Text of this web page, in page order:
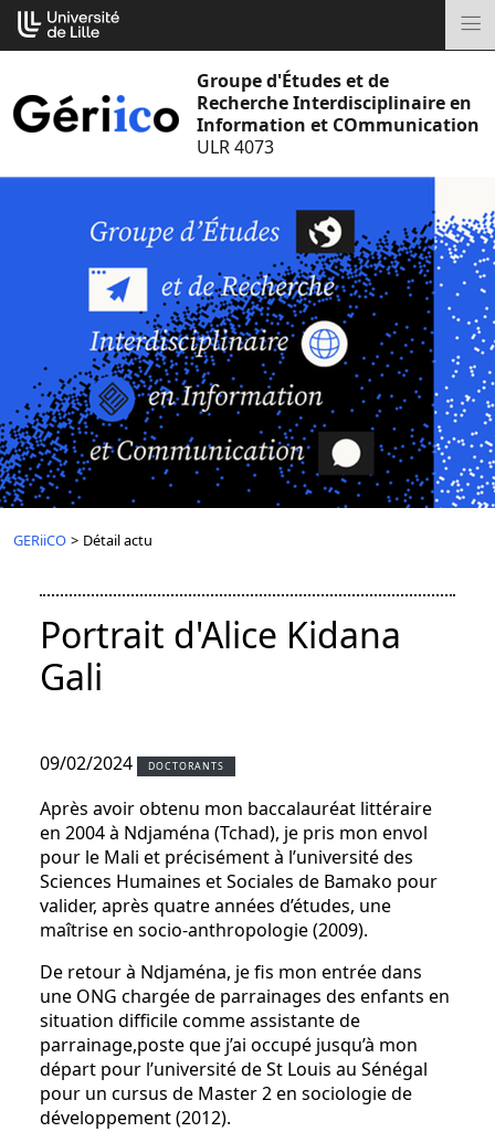
Aller
au
Groupe d'Études et de
Recherche Interdisciplinaire en
Information et COmmunication
ULR 4073
GERiiCO > Détail actu
Portrait d'Alice Kidana
Gali
09/02/2024 DOCTORANTS
Après avoir obtenu mon baccalauréat littéraire
en 2004 à Ndjaména (Tchad), je pris mon envol
pour le Mali et précisément à l’université des
Sciences Humaines et Sociales de Bamako pour
valider, après quatre années d’études, une
maîtrise en socio-anthropologie (2009).
De retour à Ndjaména, je fis mon entrée dans
une ONG chargée de parrainages des enfants en
situation difficile comme assistante de
parrainage,poste que j’ai occupé jusqu’à mon
départ pour l’université de St Louis au Sénégal
pour un cursus de Master 2 en sociologie de
développement (2012).
Cookies management panel